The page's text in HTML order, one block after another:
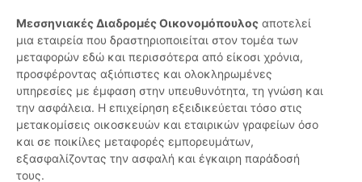
Μεσσηνιακές Διαδρομές Οικονομόπουλος αποτελεί
μια εταιρεία που δραστηριοποιείται στον τομέα των
μεταφορών εδώ και περισσότερα από είκοσι χρόνια,
προσφέροντας αξιόπιστες και ολοκληρωμένες
υπηρεσίες με έμφαση στην υπευθυνότητα, τη γνώση και
την ασφάλεια. Η επιχείρηση εξειδικεύεται τόσο στις
μετακομίσεις οικοσκευών και εταιρικών γραφείων όσο
και σε ποικίλες μεταφορές εμπορευμάτων,
εξασφαλίζοντας την ασφαλή και έγκαιρη παράδοσή
τους.